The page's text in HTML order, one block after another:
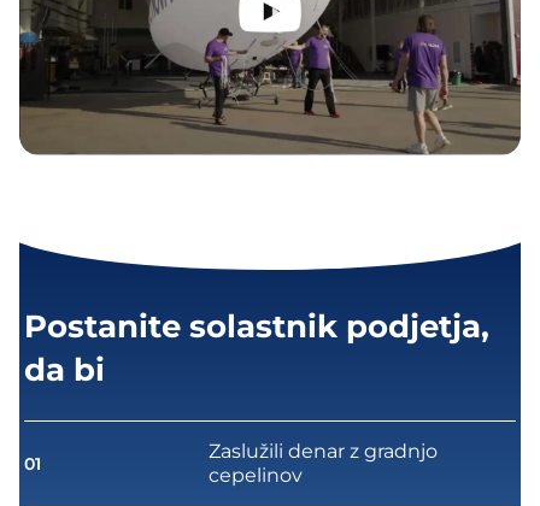
Postanite solastnik podjetja,
da bi
01
Zaslužili denar z gradnjo
cepelinov